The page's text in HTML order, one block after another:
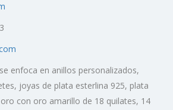
enfoca en anillos personalizados,
joyas de plata esterlina 925, plata
con oro amarillo de 18 quilates, 14